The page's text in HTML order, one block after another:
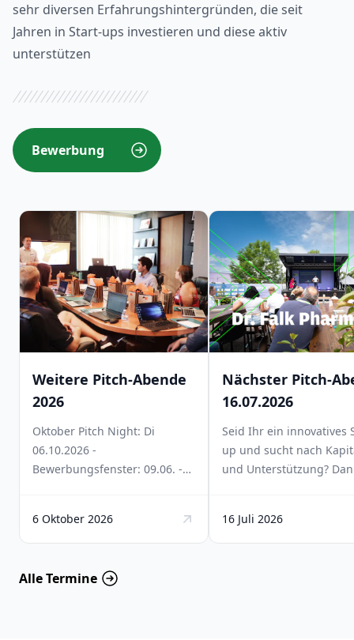
sehr diversen Erfahrungshintergründen, die seit
Jahren in Start-ups investieren und diese aktiv
unterstützen
Bewerbung
Weitere Pitch-Abende
2026
Oktober Pitch Night: Di
06.10.2026 -
Bewerbungsfenster: 09.06. -
6 Oktober 2026
Nächster Pitch-
16.07.2026
Seid Ihr ein innovatives
up und sucht nach
und Unterstützung?​
nächsten Pitch-Abend
Rahmen des Freiburger
16 Juli 2026
Alle Termine